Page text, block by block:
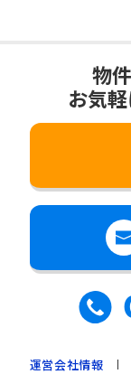
1. ご本
2. 法令
3. 利用
全部又
4. 人の
要で、ご
5. 公衆
に必要
き
6. 国や
ご本人
おそれ
7. 合併
物
お気
運営会社情報